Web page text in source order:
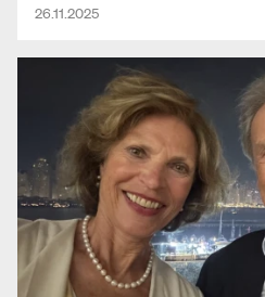
Maßnahmen zur Steigerung der
26.11.2025